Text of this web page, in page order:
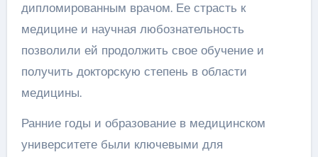
дипломированным врачом. Ее страсть к
медицине и научная любознательность
позволили ей продолжить свое обучение и
получить докторскую степень в области
медицины.
Ранние годы и образование в медицинском
университете были ключевыми для